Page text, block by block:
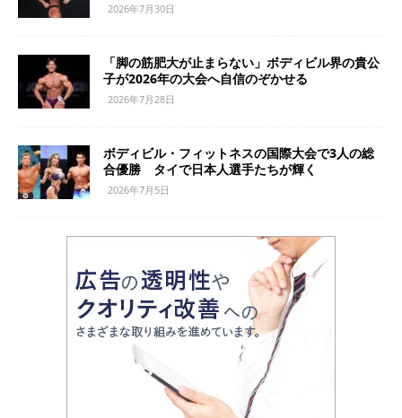
2026年7月30日
「脚の筋肥大が止まらない」ボディビル界の貴公
子が2026年の大会へ自信のぞかせる
2026年7月28日
ボディビル・フィットネスの国際大会で3人の総
合優勝 タイで日本人選手たちが輝く
2026年7月5日